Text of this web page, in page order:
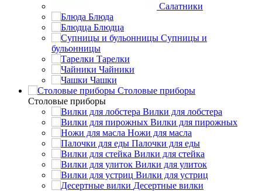
Салатники
Блюда
Блюдца
Супницы и
бульонницы
Тарелки
Чайники
Чашки
Cтоловые приборы
Cтоловые приборы
Вилки для лобстера
Вилки для пирожных
Ножи для масла
Палочки для еды
Вилки для стейка
Вилки для улиток
Вилки для устриц
Десертные вилки